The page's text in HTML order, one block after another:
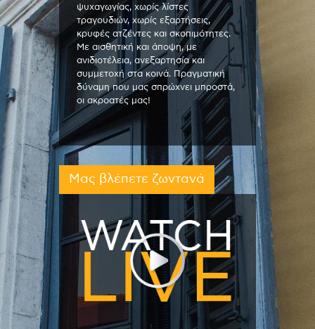
ψυχαγωγίας, χωρίς λίστες
τραγουδιών, χωρίς εξαρτήσεις,
κρυφές ατζέντες και σκοπιμότητες.
Με αισθητική και άποψη, με
ανιδιοτέλεια, ανεξαρτησία και
συμμετοχή στα κοινά. Πραγματική
δύναμη που μας σπρώχνει μπροστά,
οι ακροατές μας!
Μας βλέπετε ζωντανά